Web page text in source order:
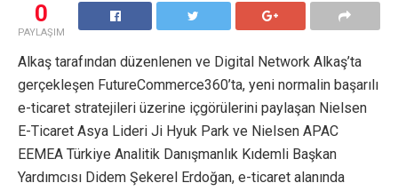
0
PAYLAŞIM
Alkaş tarafından düzenlenen ve Digital Network Alkaş’ta
gerçekleşen FutureCommerce360’ta, yeni normalin başarılı
e-ticaret stratejileri üzerine içgörülerini paylaşan Nielsen
E-Ticaret Asya Lideri Ji Hyuk Park ve Nielsen APAC
EEMEA Türkiye Analitik Danışmanlık Kıdemli Başkan
Yardımcısı Didem Şekerel Erdoğan, e-ticaret alanında